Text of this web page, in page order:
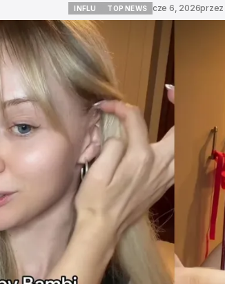
INFLU TOP NEWS cze 6, 2026przez